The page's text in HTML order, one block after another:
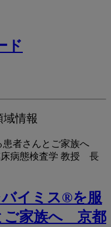
ド
情報
イミス®を服
ご家族へ 京都